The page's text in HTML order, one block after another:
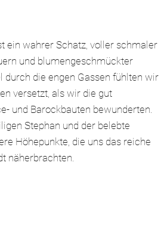
ein wahrer Schatz, voller schmaler
und blumengeschmückter
durch die engen Gassen fühlten wir
versetzt, als wir die gut
und Barockbauten bewunderten.
Stephan und der belebte
Höhepunkte, die uns das reiche
näherbrachten.